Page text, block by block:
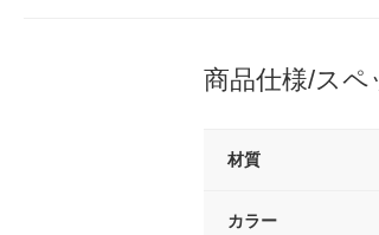
商品仕様/スペ
材質
カラー